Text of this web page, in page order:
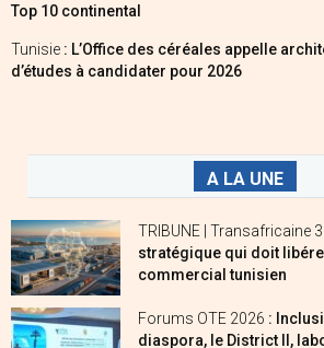
Top 10 continental
Tunisie : L’Office des céréales appelle
d’études à candidater pour 2026
A LA UNE
TRIBUNE | Transafricaine 3
stratégique qui doit
commercial tunisien
Forums OTE 2026 :
diaspora, le District II,